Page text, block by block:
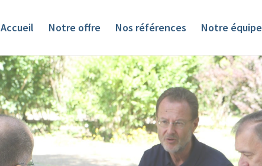
Accueil Notre offre Nos références Notre équipe